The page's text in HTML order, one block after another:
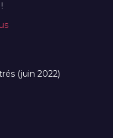
(juin 2022)